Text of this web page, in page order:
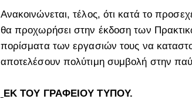
Ανακοινώνεται, τέλος, ότι κατά το
θα προχωρήσει στην έκδοση των
πορίσματα των εργασιών τους να
αποτελέσουν πολύτιμη συμβολή στην
ΕΚ ΤΟΥ ΓΡΑΦΕΙΟΥ ΤΥΠΟΥ.